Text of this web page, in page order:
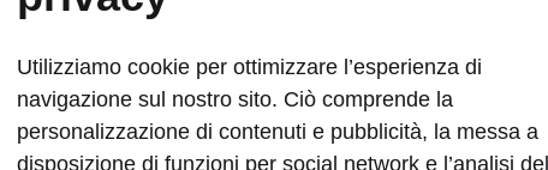
Lingua
Utilizziamo cookie per ottimizzare l’esperienza di
navigazione sul nostro sito. Ciò comprende la
personalizzazione di contenuti e pubblicità, la messa a
disposizione di funzioni per social network e l’analisi del